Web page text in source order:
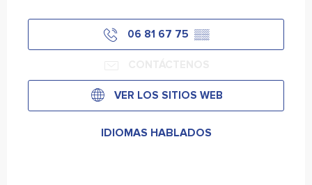
06 81 67 75 ▒▒
VER LOS SITIOS WEB
IDIOMAS HABLADOSIDIOMAS HABLADOS